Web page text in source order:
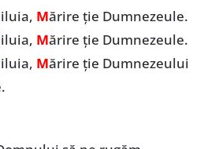
Mărire ție Dumnezeule.
Mărire ție Dumnezeule.
Mărire ție Dumnezeului